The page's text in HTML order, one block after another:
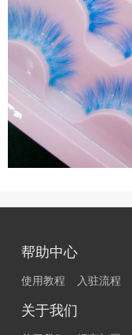
帮助中心
使用教程 入驻流程
关于我们